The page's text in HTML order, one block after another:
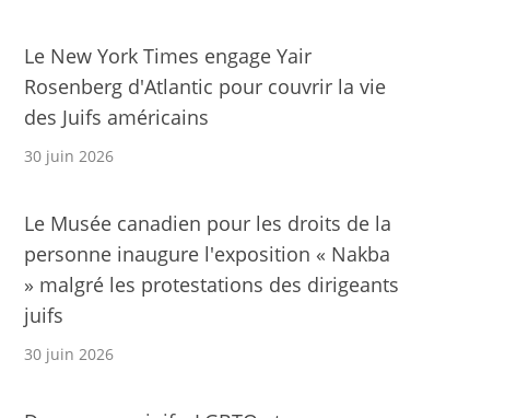
Le New York Times engage Yair
Rosenberg d'Atlantic pour couvrir la vie
des Juifs américains
30 juin 2026
Le Musée canadien pour les droits de la
personne inaugure l'exposition « Nakba
» malgré les protestations des dirigeants
juifs
30 juin 2026